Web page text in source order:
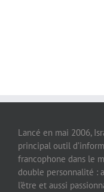
Lancé en mai 2006,
principal outil
francophone dans le
double personnalité :
l’être et aussi